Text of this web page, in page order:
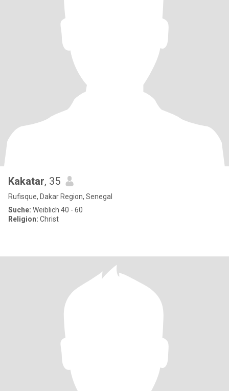
Kakatar, 35
Rufisque, Dakar Region, Senegal
Suche: Weiblich 40 - 60
Religion: Christ